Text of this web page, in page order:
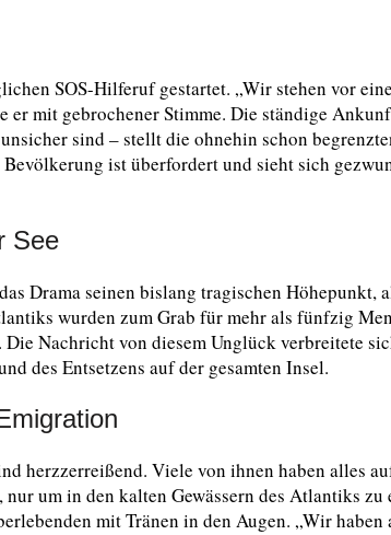
SOS-Hilferuf gestartet. „Wir stehen vor
er mit gebrochener Stimme. Die ständige
sind – stellt die ohnehin schon
ist überfordert und sieht sich
See
Drama seinen bislang tragischen Höhepunkt,
wurden zum Grab für mehr als fünfzig
Nachricht von diesem Unglück verbreitete
des Entsetzens auf der gesamten Insel.
herzzerreißend. Viele von ihnen haben alles
um in den kalten Gewässern des Atlantiks
mit Tränen in den Augen. „Wir